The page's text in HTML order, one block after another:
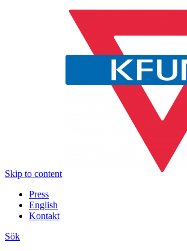
Skip to content
Press
English
Kontakt
Sök